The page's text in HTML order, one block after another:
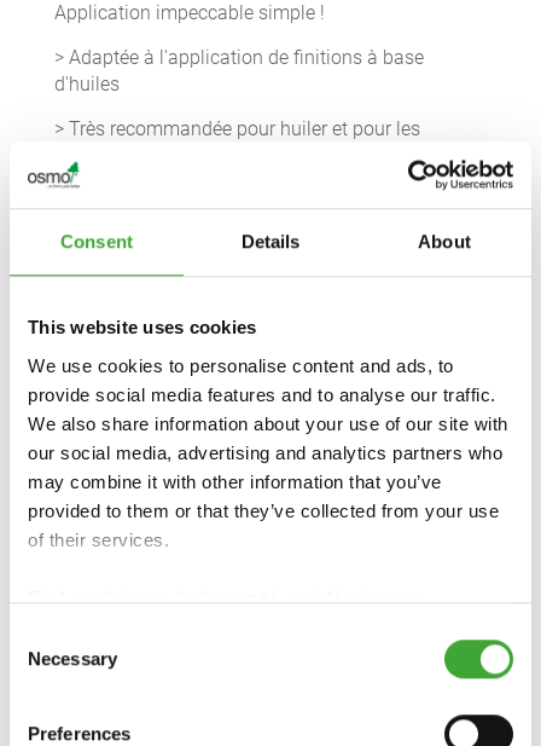
Consent Details About
This website uses cookies
We use cookies to personalise content and ads, to
provide social media features and to analyse our traffic.
We also share information about your use of our site with
our social media, advertising and analytics partners who
may combine it with other information that you’ve
provided to them or that they’ve collected from your use
of their services.
Find ourPrivacy PolicyandLegal Noticehere.
Selection
Necessary
Preferences
Application impeccable simple !
> Adaptée à l'application de finitions à base
d'huiles
> Très recommandée pour huiler et pour les
couches de fond colorées sur des sols en bois
> Adaptée au système de manche télescopique
POUR OBTENIR DES INFORMATIONS
SPÉCIFIQUES À CHAQUE PAYS, VEUILLEZ
CONTACTER LE GROSSISTE OU LE
https://www.osmo.fr